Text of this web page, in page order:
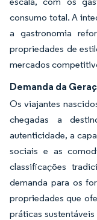
consumo total. A
a gastronomia
propriedades de
mercados
Demanda da
Os viajantes
chegadas a
autenticidade, a
sociais e as
classificações
demanda para os
propriedades que
práticas